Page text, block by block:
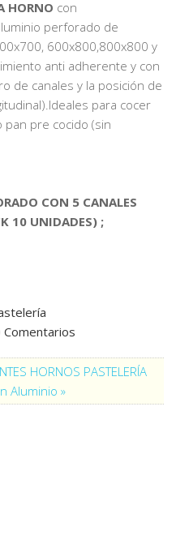
HORNO con
perforado de
600x800,800x800 y
anti adherente y con
de canales y la posición de
para cocer
pre cocido (sin
CON 5 CANALES
10 UNIDADES) ;
Comentarios
HORNOS PASTELERÍA
Aluminio »